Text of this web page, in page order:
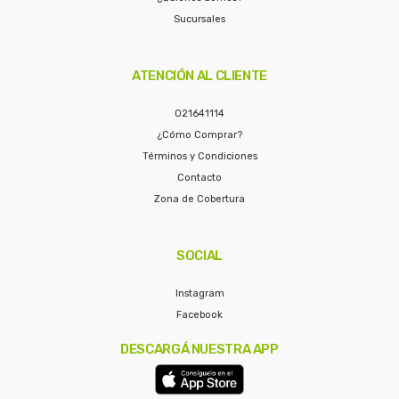
Sucursales
ATENCIÓN AL CLIENTE
021641114
¿Cómo Comprar?
Términos y Condiciones
Contacto
Zona de Cobertura
SOCIAL
Instagram
Facebook
DESCARGÁ NUESTRA APP